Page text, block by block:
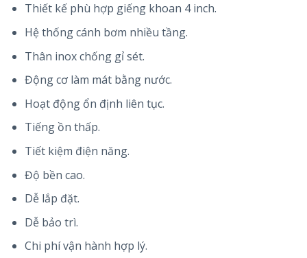
Thiết kế phù hợp giếng khoan 4 inch.
Hệ thống cánh bơm nhiều tầng.
Thân inox chống gỉ sét.
Động cơ làm mát bằng nước.
Hoạt động ổn định liên tục.
Tiếng ồn thấp.
Tiết kiệm điện năng.
Độ bền cao.
Dễ lắp đặt.
Dễ bảo trì.
Chi phí vận hành hợp lý.